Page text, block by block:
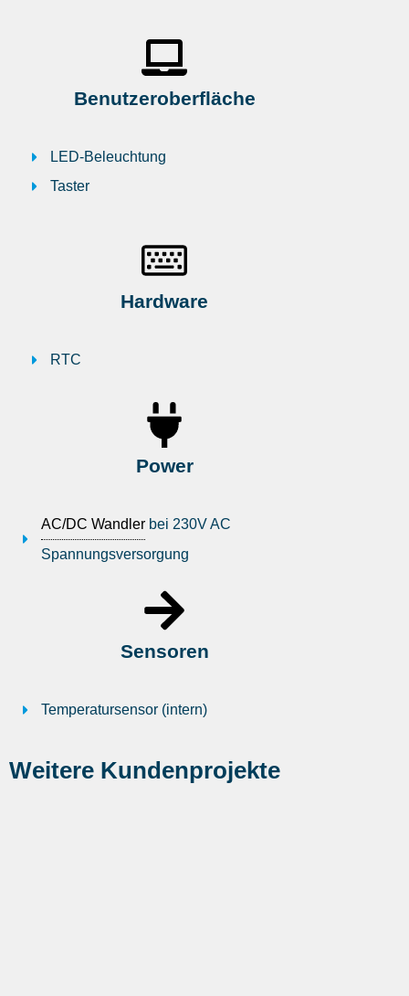
Benutzeroberfläche
LED-Beleuchtung
Taster
Hardware
RTC
Power
AC/DC Wandler bei 230V AC
Spannungsversorgung
Sensoren
Temperatursensor (intern)
Weitere Kundenprojekte